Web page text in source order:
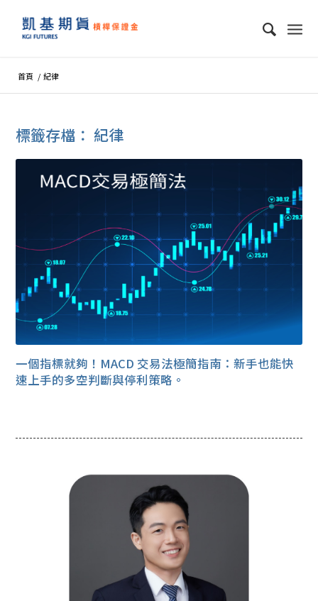
首頁 / 紀律
標籤存檔： 紀律
一個指標就夠！MACD 交易法極簡指南：新手也能快
速上手的多空判斷與停利策略。